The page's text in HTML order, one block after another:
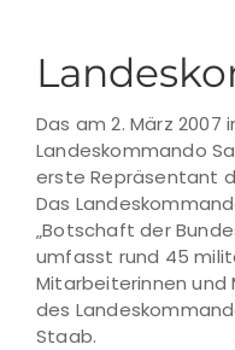
Das am 2. März
Landeskommando
erste Repräsentant
Das
„Botschaft der
umfasst rund 45
Mitarbeiterinnen und
des
Staab.